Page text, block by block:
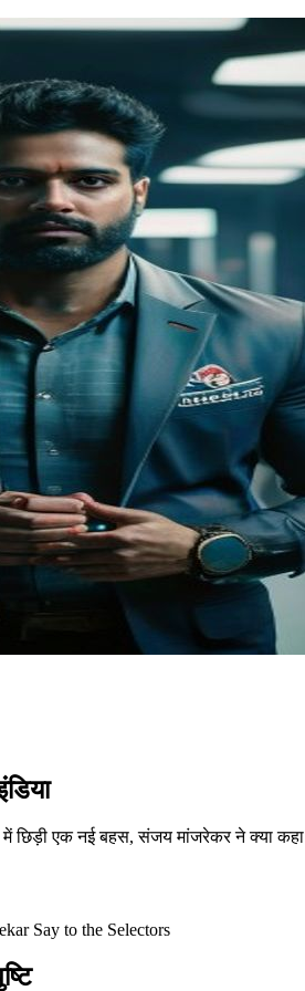
छिड़ी एक नई बहस, संजय मांजरेकर ने क्या कहा
Say to the Selectors